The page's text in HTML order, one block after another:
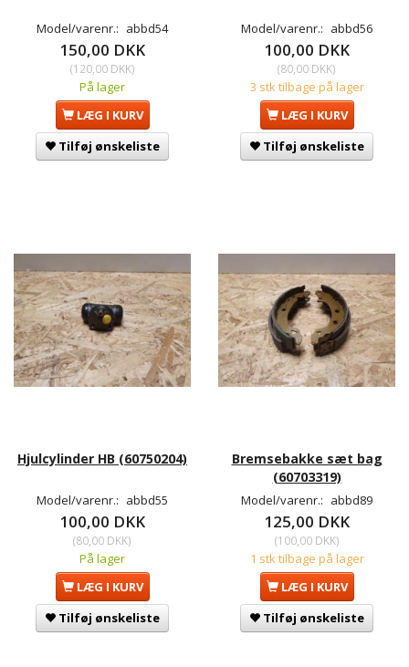
Model/varenr.: abbd54
150,00 DKK
(120,00 DKK)
På lager
LÆG I KURV
Tilføj ønskeliste
Model/varenr.: abbd56
100,00 DKK
(80,00 DKK)
3 stk tilbage på lager
LÆG I KURV
Tilføj ønskeliste
Hjulcylinder HB (60750204)
Model/varenr.: abbd55
100,00 DKK
(80,00 DKK)
På lager
LÆG I KURV
Tilføj ønskeliste
Bremsebakke sæt bag
(60703319)
Model/varenr.: abbd89
125,00 DKK
(100,00 DKK)
1 stk tilbage på lager
LÆG I KURV
Tilføj ønskeliste